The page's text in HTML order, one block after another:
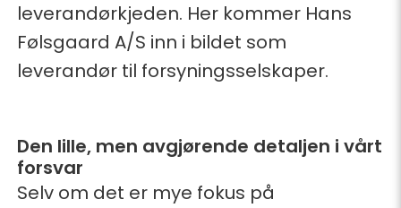
leverandørkjeden. Her kommer Hans
Følsgaard A/S inn i bildet som
leverandør til forsyningsselskaper.
Den lille, men avgjørende detaljen i vårt
forsvar
Selv om det er mye fokus på